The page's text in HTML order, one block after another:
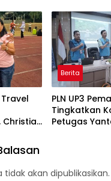
AI
Mandiri
Christian
Berita
PLN UP3
Tingkatkan
Petugas
akan dipublikasikan.